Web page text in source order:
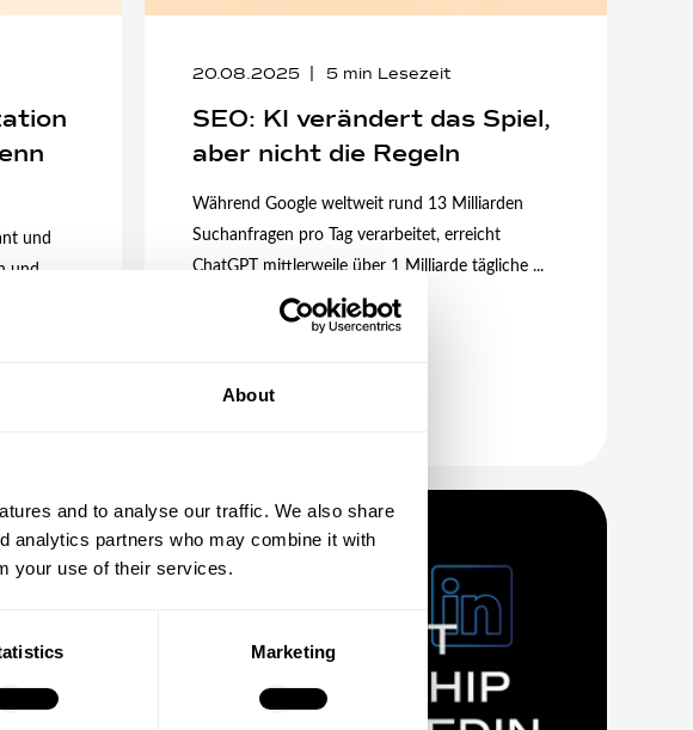
About
and to analyse our traffic. We also share
analytics partners who may combine it with
your use of their services.
Marketing
und
und
20.08.2025 5 min Lesezeit
SEO: KI verändert das Spiel,
aber nicht die Regeln
Während Google weltweit rund 13 Milliarden
Suchanfragen pro Tag verarbeitet, erreicht
ChatGPT mittlerweile über 1 Milliarde tägliche ...